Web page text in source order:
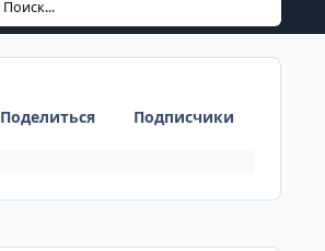
Поиск...
Поделиться Подписчики